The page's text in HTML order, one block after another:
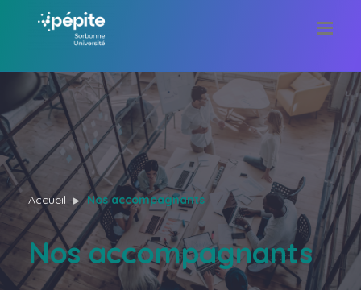
Accueil Nos accompagnants
Nos accompagnants